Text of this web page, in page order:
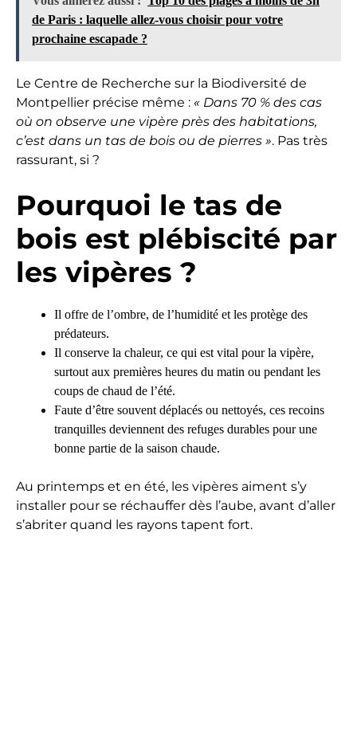
de Paris : laquelle allez-vous choisir pour votre
prochaine escapade ?
Le Centre de Recherche sur la Biodiversité de
Montpellier précise même : « Dans 70 % des cas
où on observe une vipère près des habitations,
c’est dans un tas de bois ou de pierres ». Pas très
rassurant, si ?
Pourquoi le tas de
bois est plébiscité par
les vipères ?
Il offre de l’ombre, de l’humidité et les protège des
prédateurs.
Il conserve la chaleur, ce qui est vital pour la vipère,
surtout aux premières heures du matin ou pendant les
coups de chaud de l’été.
Faute d’être souvent déplacés ou nettoyés, ces recoins
tranquilles deviennent des refuges durables pour une
bonne partie de la saison chaude.
Au printemps et en été, les vipères aiment s’y
installer pour se réchauffer dès l’aube, avant d’aller
s’abriter quand les rayons tapent fort.